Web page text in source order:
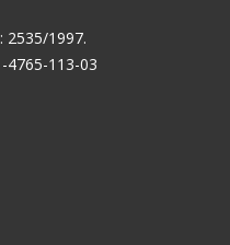
2535/1997.
4765-113-03